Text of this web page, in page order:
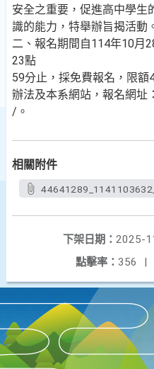
安全之重要，促進高中學生
識的能力，特舉辦旨揭活動
二、報名期間自114年10月
23點
59分止，採免費報名，限
辦法及本系網站，報名網址
/。
相關附件
下架日期： 2025-
點擊率： 356 |